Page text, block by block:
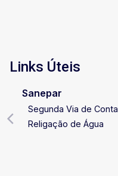
Links Úteis
Sanepar
Segunda Via de Conta
Religação de Água